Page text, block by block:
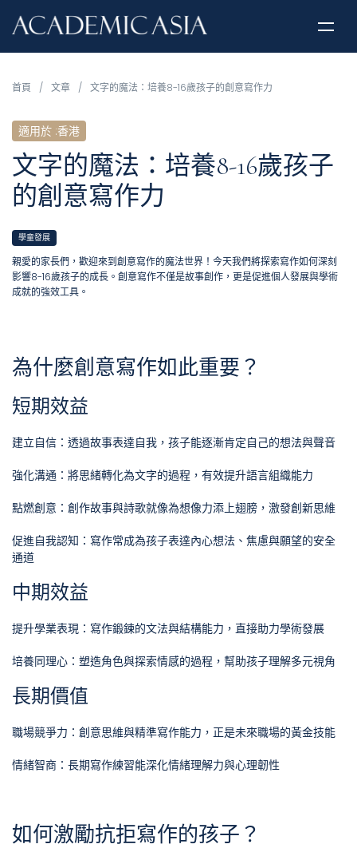
首頁 / 文章 / 文字的魔法：培養8-16歲孩子的創意寫作力
適用於 :香港
文字的魔法：培養8-16歲孩子
的創意寫作力
學童發展
親愛的家長們，歡迎來到創意寫作的魔法世界！今天我們將探索寫作如何深刻
影響8-16歲孩子的成長。創意寫作不僅是故事創作，更是促進個人發展與學術
成就的強效工具。
為什麼創意寫作如此重要？
短期效益
建立自信：透過故事表達自我，孩子能逐漸肯定自己的想法與聲音
強化溝通：將思緒轉化為文字的過程，有效提升語言組織能力
點燃創意：創作故事與詩歌就像為想像力添上翅膀，激發創新思維
促進自我認知：寫作常成為孩子表達內心想法、焦慮與願望的安全
通道
中期效益
提升學業表現：寫作鍛鍊的文法與結構能力，直接助力學術發展
培養同理心：塑造角色與探索情感的過程，幫助孩子理解多元視角
長期價值
職場競爭力：創意思維與精準寫作能力，正是未來職場的黃金技能
情緒智商：長期寫作練習能深化情緒理解力與心理韌性
如何激勵抗拒寫作的孩子？